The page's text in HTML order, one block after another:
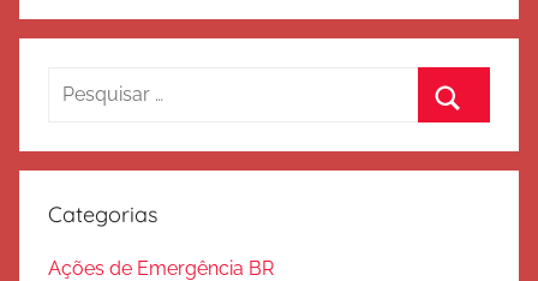
Pesquisar
Categorias
Ações de Emergência BR